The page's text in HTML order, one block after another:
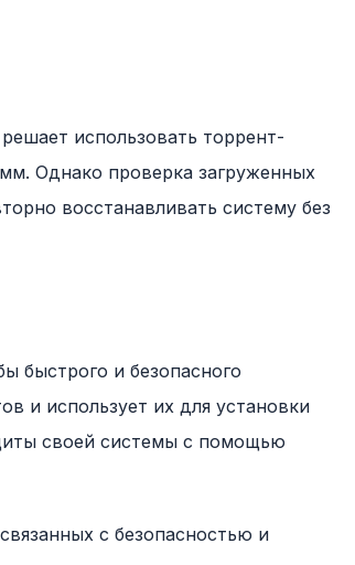
использовать торрент-
Однако проверка загруженных
восстанавливать систему без
быстрого и безопасного
и использует их для установки
своей системы с помощью
с безопасностью и